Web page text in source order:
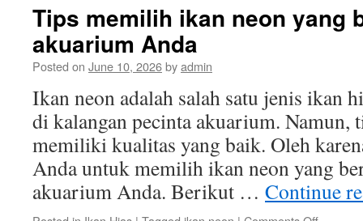
Tips memilih ikan neon yang
akuarium Anda
Posted on June 10, 2026byadmin
Ikan neon adalah salah satu jenis ikan
di kalangan pecinta akuarium. Namun,
memiliki kualitas yang baik. Oleh
Anda untuk memilih ikan neon yang
akuarium Anda. Berikut … Continue